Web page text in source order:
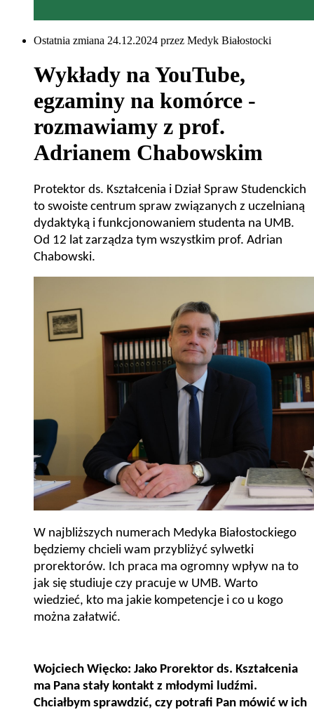
Ostatnia zmiana 24.12.2024 przez Medyk Białostocki
Wykłady na YouTube,
egzaminy na komórce -
rozmawiamy z prof.
Adrianem Chabowskim
Protektor ds. Kształcenia i Dział Spraw Studenckich
to swoiste centrum spraw związanych z uczelnianą
dydaktyką i funkcjonowaniem studenta na UMB.
Od 12 lat zarządza tym wszystkim prof. Adrian
Chabowski.
W najbliższych numerach Medyka Białostockiego
będziemy chcieli wam przybliżyć sylwetki
prorektorów. Ich praca ma ogromny wpływ na to
jak się studiuje czy pracuje w UMB. Warto
wiedzieć, kto ma jakie kompetencje i co u kogo
można załatwić.
Wojciech Więcko: Jako Prorektor ds. Kształcenia
ma Pana stały kontakt z młodymi ludźmi.
Chciałbym sprawdzić, czy potrafi Pan mówić w ich